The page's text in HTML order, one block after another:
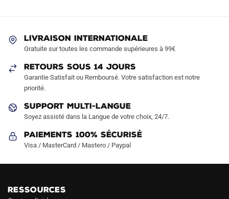
choisies
la
page
produit
page
LIVRAISON INTERNATIONALE
Gratuite sur toutes les commande supérieures à 99€
RETOURS SOUS 14 JOURS
Garantie Satisfait ou Remboursé. Votre satisfaction est notre
priorité.
SUPPORT MULTI-LANGUE
Soyez assisté dans la Langue de votre choix, 24/7.
Paiements 100% Sécurisé
Visa / MasterCard / Mastero / Paypal
RESSOURCES